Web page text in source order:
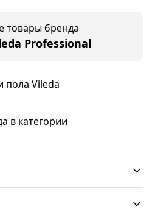
товары бренда
Professional
пола Vileda
в категории